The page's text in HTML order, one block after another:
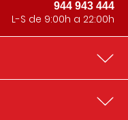
944 943 444
L-S de 9:00h a 22:00h